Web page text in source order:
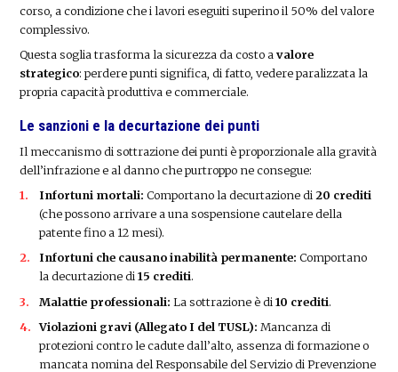
corso, a condizione che i lavori eseguiti superino il 50% del valore
complessivo.
Questa soglia trasforma la sicurezza da costo avalore
strategico: perdere punti significa, di fatto, vedere paralizzata la
propria capacità produttiva e commerciale.
Le sanzioni e la decurtazione dei punti
Il meccanismo di sottrazione dei punti è proporzionale alla gravità
dell’infrazione e al danno che purtroppo ne consegue:
Infortuni mortali: Comportano la decurtazione di20 crediti
(che possono arrivare a una sospensione cautelare della
patente fino a 12 mesi).
Infortuni che causano inabilità permanente: Comportano
la decurtazione di15 crediti.
Malattie professionali: La sottrazione è di 10 crediti.
Violazioni gravi (Allegato I del TUSL): Mancanza di
protezioni contro le cadute dall’alto, assenza di formazione o
mancata nomina del Responsabile del Servizio di Prevenzione